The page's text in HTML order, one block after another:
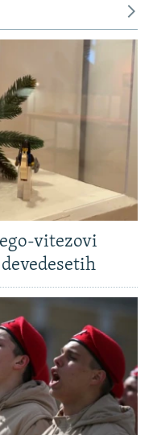
vitezovi